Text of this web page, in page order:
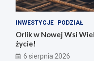
INWESTYCJE PODZIAŁ
Orlik w Nowej Wsi
życie!
6 sierpnia 2026